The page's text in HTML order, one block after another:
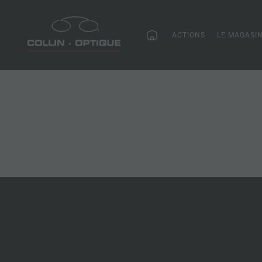
ACTIONS LE MAGASIN